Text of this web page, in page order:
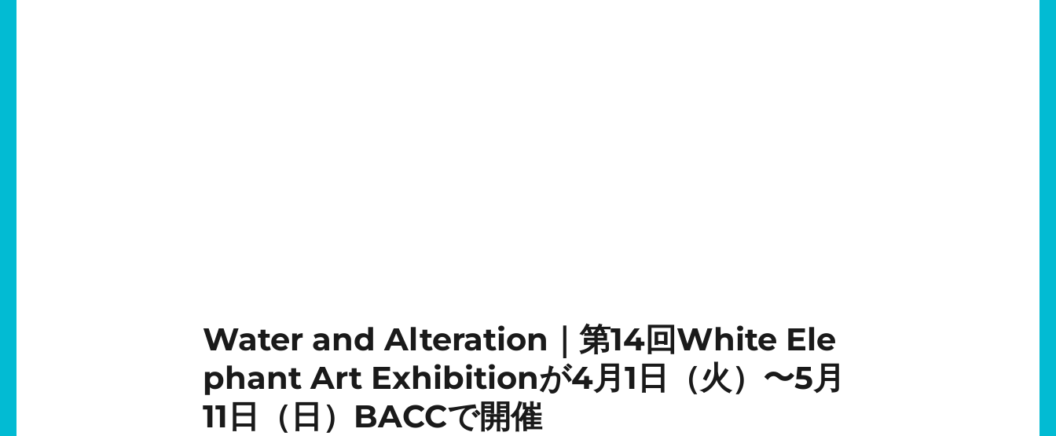
Water and Alteration｜第14回White Ele
phant Art Exhibitionが4月1日（火）〜5月
11日（日）BACCで開催